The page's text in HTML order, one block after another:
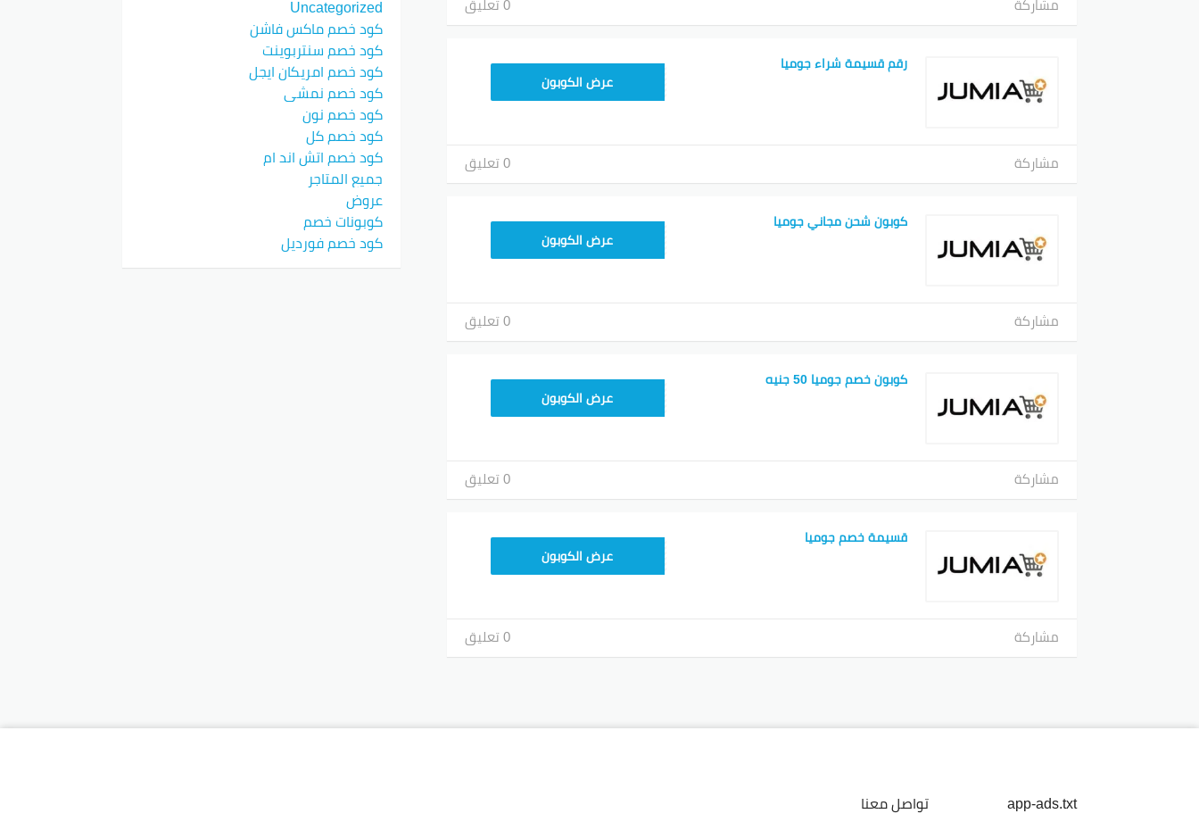
رقم قسيمة شراء جوميا
عرض الكوبون
مشاركة 0 تعليق
كوبون شحن مجاني جوميا
عرض الكوبون
مشاركة 0 تعليق
كوبون خصم جوميا 50 جنيه
JUMIA10عرض الكوبون
مشاركة 0 تعليق
قسيمة خصم جوميا
عرض الكوبون
مشاركة 0 تعليق
Uncategorized
كود خصم ماكس فاشن
كود خصم سنتربوينت
كود خصم امريكان ايجل
كود خصم نمشي
كود خصم نون
كود خصم كل
كود خصم اتش اند ام
جميع المتاجر
عروض
كوبونات خصم
كود خصم فورديل
app-ads.txt
تواصل معنا